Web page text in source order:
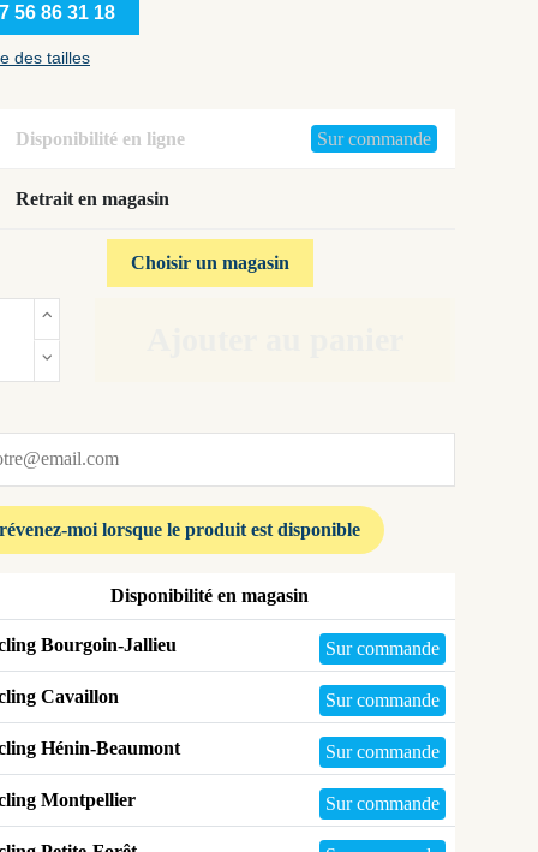
56 86 31 18
des tailles
Disponibilité en ligne Sur commande
Retrait en magasin
Choisir un magasin
Disponibilité en magasin
Bourgoin-Jallieu Sur commande
Cavaillon Sur commande
Hénin-Beaumont Sur commande
Montpellier Sur commande